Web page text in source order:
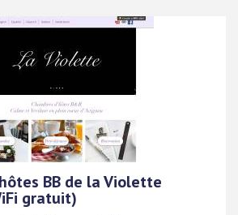
BB de la Violette
gratuit)